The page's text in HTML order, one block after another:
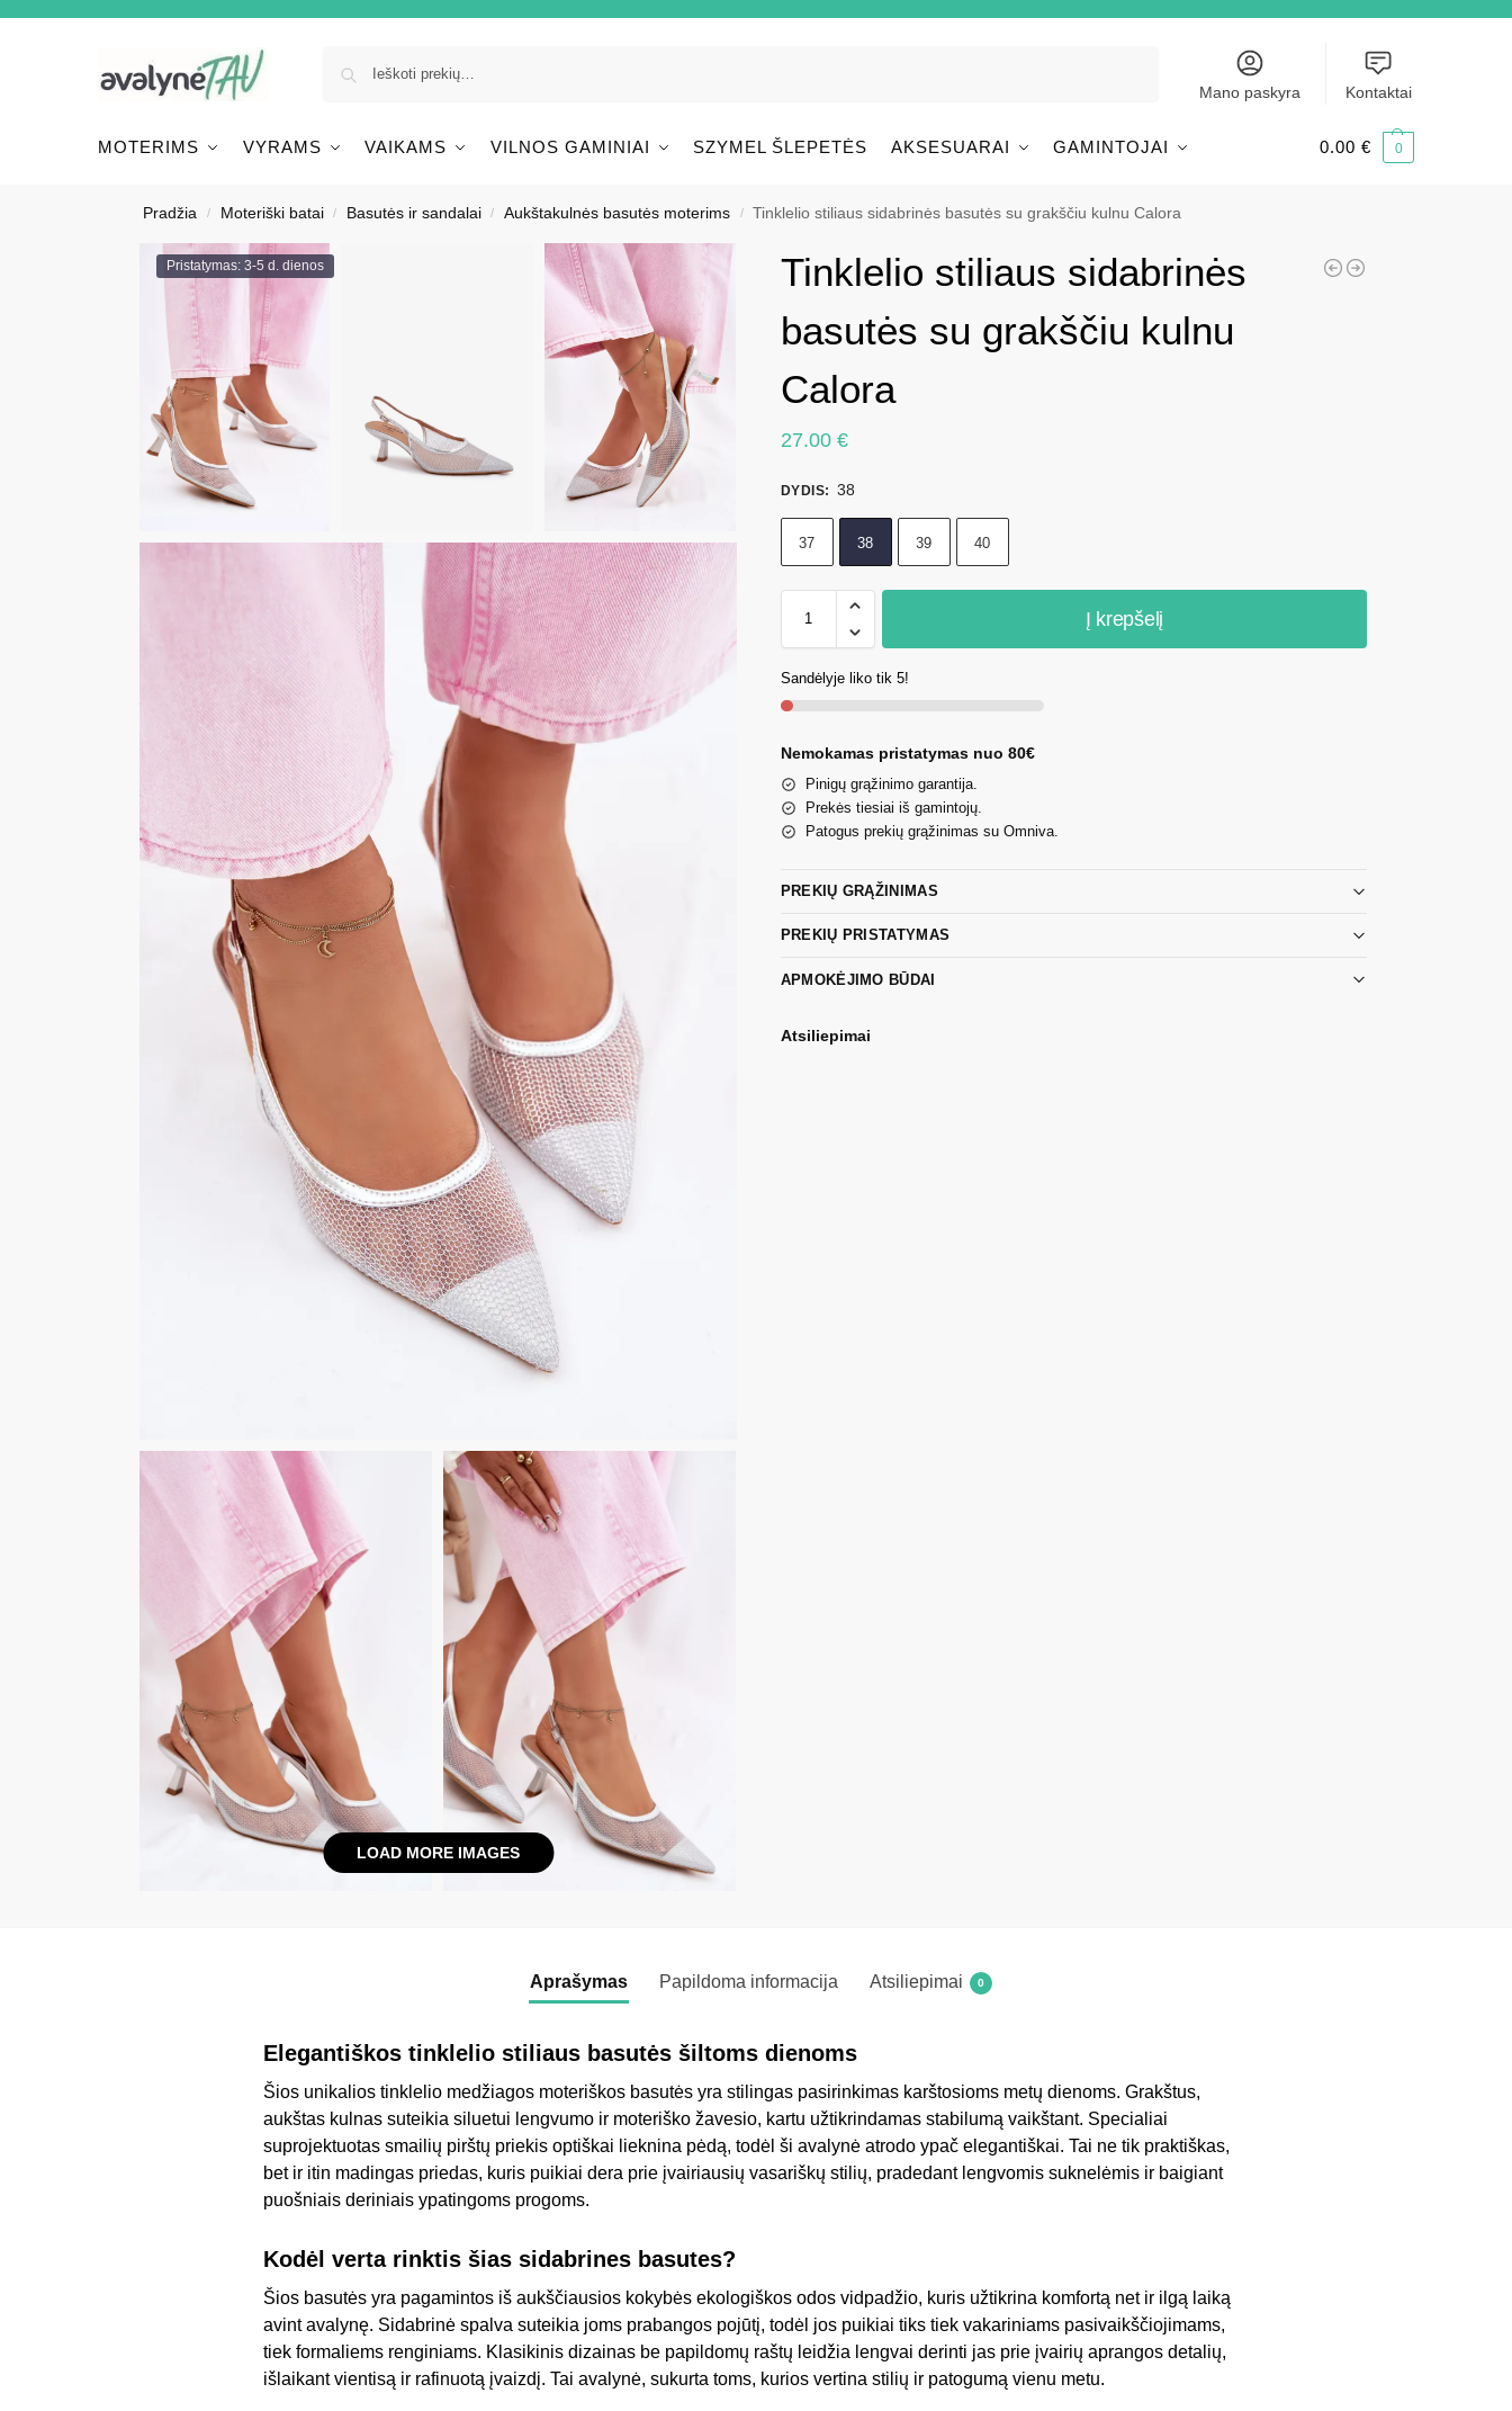
Mano paskyra Kontaktai
MOTERIMS VYRAMS VAIKAMS VILNOS GAMINIAI SZYMEL ŠLEPETĖS AKSESUARAI GAMINTOJAI 0.00 € 0
Pradžia / Moteriški batai / Basutės ir sandalai / Aukštakulnės basutės moterims / Tinklelio stiliaus sidabrinės basutės su grakščiu kulnu Calora
Pristatymas: 3-5 d. dienos
LOAD MORE IMAGES
Tinklelio stiliaus sidabrinės
basutės su grakščiu kulnu
Calora
27.00 €
DYDIS: 38
37 38 39 40
Į krepšelį
Sandėlyje liko tik 5!
Nemokamas pristatymas nuo 80€
Pinigų grąžinimo garantija.
Prekės tiesiai iš gamintojų.
Patogus prekių grąžinimas su Omniva.
PREKIŲ GRĄŽINIMAS
PREKIŲ PRISTATYMAS
APMOKĖJIMO BŪDAI
Atsiliepimai
Aprašymas Papildoma informacija Atsiliepimai 0
Elegantiškos tinklelio stiliaus basutės šiltoms dienoms
Šios unikalios tinklelio medžiagos moteriškos basutės yra stilingas pasirinkimas karštosioms metų dienoms. Grakštus,
aukštas kulnas suteikia siluetui lengvumo ir moteriško žavesio, kartu užtikrindamas stabilumą vaikštant. Specialiai
suprojektuotas smailių pirštų priekis optiškai lieknina pėdą, todėl ši avalynė atrodo ypač elegantiškai. Tai ne tik praktiškas,
bet ir itin madingas priedas, kuris puikiai dera prie įvairiausių vasariškų stilių, pradedant lengvomis suknelėmis ir baigiant
puošniais deriniais ypatingoms progoms.
Kodėl verta rinktis šias sidabrines basutes?
Šios basutės yra pagamintos iš aukščiausios kokybės ekologiškos odos vidpadžio, kuris užtikrina komfortą net ir ilgą laiką
avint avalynę. Sidabrinė spalva suteikia joms prabangos pojūtį, todėl jos puikiai tiks tiek vakariniams pasivaikščiojimams,
tiek formaliems renginiams. Klasikinis dizainas be papildomų raštų leidžia lengvai derinti jas prie įvairių aprangos detalių,
išlaikant vientisą ir rafinuotą įvaizdį. Tai avalynė, sukurta toms, kurios vertina stilių ir patogumą vienu metu.